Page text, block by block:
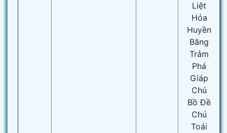
Liệt
Hỏa
Huyền
Băng
Trảm
Phá
Giáp
Chú
Bồ Đề
Chú
Toái